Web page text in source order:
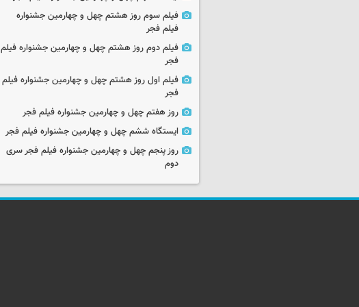
فیلم سوم روز هشتم چهل و چهارمین جشنواره
فیلم فجر
فیلم دوم روز هشتم چهل و چهارمین جشنواره فیلم
فجر
فیلم اول روز هشتم چهل و چهارمین جشنواره فیلم
فجر
روز هفتم چهل و چهارمین جشنواره فیلم فجر
ایستگاه ششم چهل و چهارمین جشنواره فیلم فجر
روز پنجم چهل و چهارمین جشنواره فیلم فجر سری
دوم